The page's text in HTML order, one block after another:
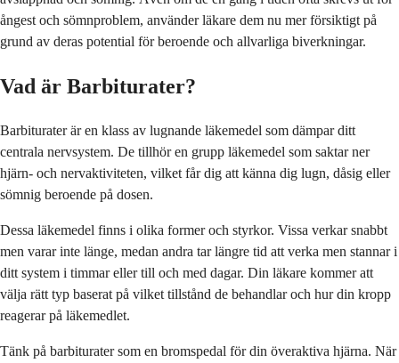
ångest och sömnproblem, använder läkare dem nu mer försiktigt på
grund av deras potential för beroende och allvarliga biverkningar.
Vad är Barbiturater?
Barbiturater är en klass av lugnande läkemedel som dämpar ditt
centrala nervsystem. De tillhör en grupp läkemedel som saktar ner
hjärn- och nervaktiviteten, vilket får dig att känna dig lugn, dåsig eller
sömnig beroende på dosen.
Dessa läkemedel finns i olika former och styrkor. Vissa verkar snabbt
men varar inte länge, medan andra tar längre tid att verka men stannar i
ditt system i timmar eller till och med dagar. Din läkare kommer att
välja rätt typ baserat på vilket tillstånd de behandlar och hur din kropp
reagerar på läkemedlet.
Tänk på barbiturater som en bromspedal för din överaktiva hjärna. När